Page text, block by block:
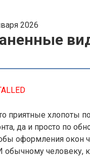
2026
приятные хлопоты
да и просто по
оформления окон
обычному человеку,